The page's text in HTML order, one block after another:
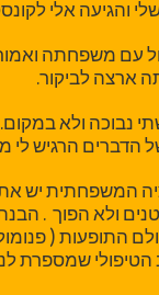
והגיעה אלי
עם משפחתה
ארצה לביקור.
נבוכה ולא
הדברים הרגיש לי
המשפחתית יש את
ולא הפוך .
התופעות (
שמספרת